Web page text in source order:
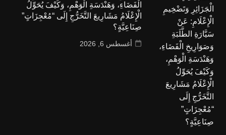
الْفَضَاءِ، وَهَنْدَسَةِ الْوَهْمِ، وَكَيْفَ يُحَوِّلُ
الْإِعْلَامُ مَشَارِيعَ التَّخَرُّجِ إِلَى “مُعْجِزَاتٍ”
صِنَاعِيَّةٍ؟
أغسطس 6, 2026